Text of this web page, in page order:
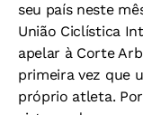
seu país neste
União Ciclística
apelar à Corte
primeira vez que
próprio atleta.